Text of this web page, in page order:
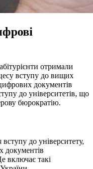
отримали
вступу до вищих
документів
до університетів, що
бюрократію.
до університету,
документів
включає такі